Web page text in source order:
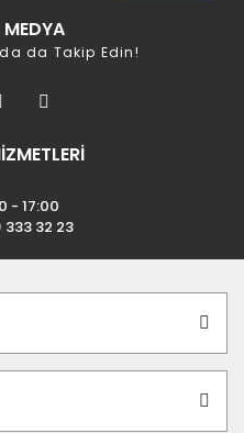
da Takip Edin!
- 17:00
32 23